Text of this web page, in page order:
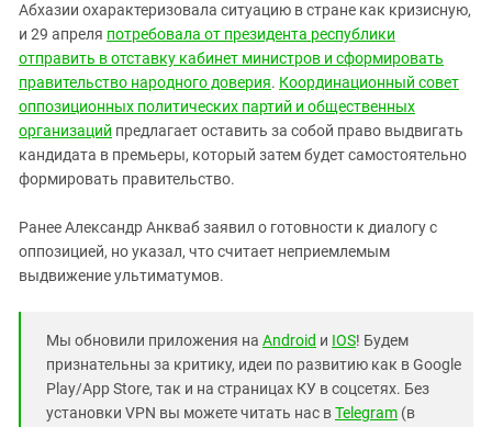
Абхазии охарактеризовала ситуацию в стране как кризисную,
и 29 апреля потребовала от президента республики
отправить в отставку кабинет министров и сформировать
правительство народного доверия. Координационный совет
оппозиционных политических партий и общественных
организаций предлагает оставить за собой право выдвигать
кандидата в премьеры, который затем будет самостоятельно
формировать правительство.
Ранее Александр Анкваб заявил о готовности к диалогу с
оппозицией, но указал, что считает неприемлемым
выдвижение ультиматумов.
Мы обновили приложения на Android и IOS! Будем
признательны за критику, идеи по развитию как в Google
Play/App Store, так и на страницах КУ в соцсетях. Без
установки VPN вы можете читать нас вTelegram (в